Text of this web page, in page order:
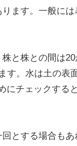
ます。一般には
と株との間は
す。水は土の表
にチェックする
とする場合もあ